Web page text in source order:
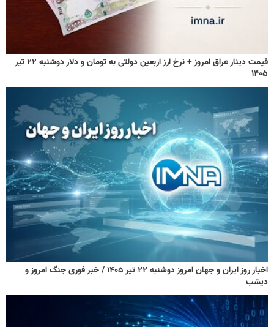
قیمت دینار عراق امروز + نرخ ارز اربعین دولتی به تومان و دلار دوشنبه ۲۲ تیر
۱۴۰۵
اخبار روز ایران و جهان امروز دوشنبه ۲۲ تیر ۱۴۰۵ / خبر فوری جنگ امروز و
دیشب